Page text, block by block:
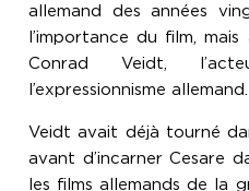
allemand des années
l’importance du film,
Conrad Veidt,
l’expressionnisme allemand.
Veidt avait déjà tourné
avant d’incarner Cesare
les films allemands de la